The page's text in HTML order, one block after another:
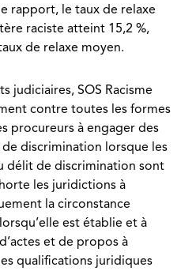
rapport, le taux de relaxe
raciste atteint 15,2 %,
de relaxe moyen.
judiciaires, SOS Racisme
contre toutes les formes
procureurs à engager des
discrimination lorsque les
délit de discrimination sont
les juridictions à
la circonstance
est établie et à
et de propos à
qualifications juridiques